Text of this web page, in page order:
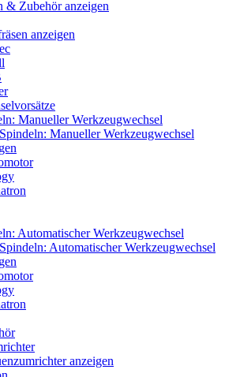
& Zubehör anzeigen
anzeigen
Manueller Werkzeugwechsel
Manueller Werkzeugwechsel
Automatischer Werkzeugwechsel
Automatischer Werkzeugwechsel
anzeigen